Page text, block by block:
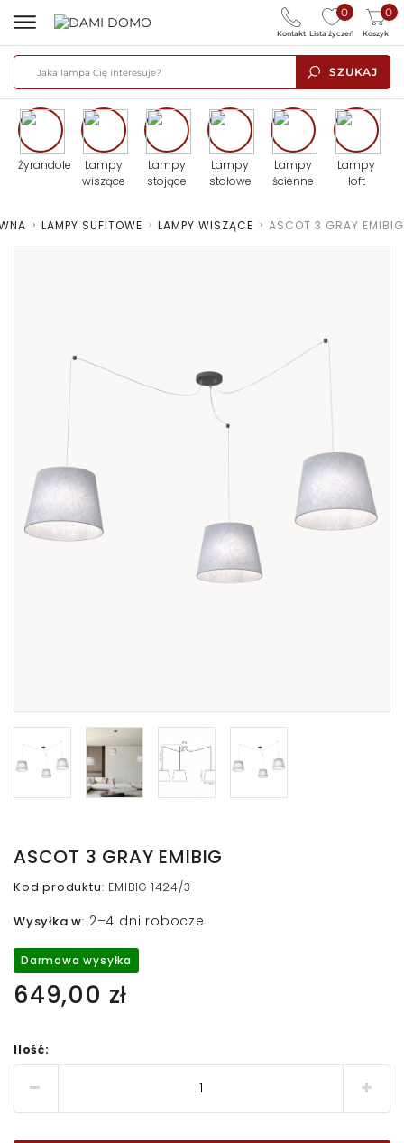
SZUKAJ
0
Lista życzeń
0
Koszyk
Kontakt
Żyrandole
Lampy
wiszące
Lampy
stojące
Lampy
stołowe
Lampy
ścienne
Lampy
loft
> LAMPY SUFITOWE > LAMPY WISZĄCE > ASCOT 3 GRAY EMIBIG
ASCOT 3 GRAY EMIBIG
Kod produktu: EMIBIG 1424/3
Wysyłka w: 2–4 dni robocze
Darmowa wysyłka
649,00 zł
Ilość: